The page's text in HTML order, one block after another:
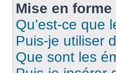
Mise en
Qu’est-ce que
Puis-je utiliser
Que sont les